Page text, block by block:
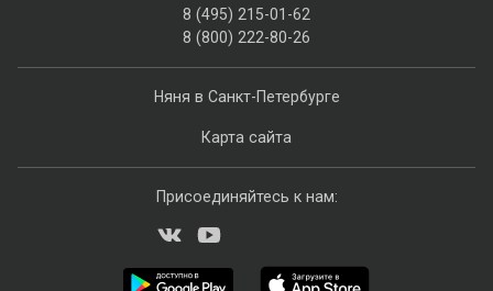
Няня в Санкт-Петербурге
Карта сайта
8 (495) 215-01-62
8 (800) 222-80-26
Присоединяйтесь к нам: